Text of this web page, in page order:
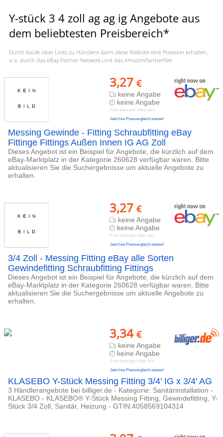
Y-stück 3 4 zoll ag ag ig Angebote aus
dem beliebtesten Preisbereich*
Durch Käufe über Links zu Händlern kann diese Website eine Provision erhalten,
u.a. durch das eBay Partner Network und das AmazonPartnerNet
3,27 €
keine Angabe
keine Angabe
Preis kann jetzt höher sein
Jetzt live Preisvergleich starten!
Messing Gewinde - Fitting Schraubfitting eBay
Fittinge Fittings Außen Innen IG AG Zoll
Dieses Angebot ist ein Beispiel für Angebote, die kürzlich auf dem
eBay-Marktplatz in der Kategorie 260628 verfügbar waren. Bitte
aktualisieren Sie die Suchergebnisse um aktuelle Angebote zu
erhalten.
3,27 €
keine Angabe
keine Angabe
Preis kann jetzt höher sein
Jetzt live Preisvergleich starten!
3/4 Zoll - Messing Fitting eBay alle Sorten
Gewindefitting Schraubfitting Fittings
Dieses Angebot ist ein Beispiel für Angebote, die kürzlich auf dem
eBay-Marktplatz in der Kategorie 260628 verfügbar waren. Bitte
aktualisieren Sie die Suchergebnisse um aktuelle Angebote zu
erhalten.
3,34 €
keine Angabe
keine Angabe
Preis kann jetzt höher sein
Jetzt live Preisvergleich starten!
KLASEBO Y-Stück Messing Fitting 3/4' IG x 3/4' AG
3 Händlerangebote bei billiger.de - Kategorie: Sanitärinstallation -
KLASEBO - KLASEBO® Y-Stück Messing Fitting, Gewindefitting, Y-
Stück 3/4 Zoll, Sanitär, Heizung - GTIN:4058569104314